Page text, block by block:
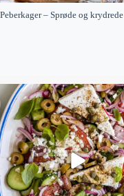
Peberkager – Sprøde og krydrede